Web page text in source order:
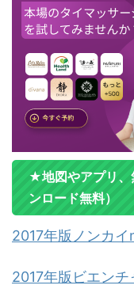
★地図やアプリ、
ンロード無料）
2017年版ノンカイ
2017年版ビエンチ